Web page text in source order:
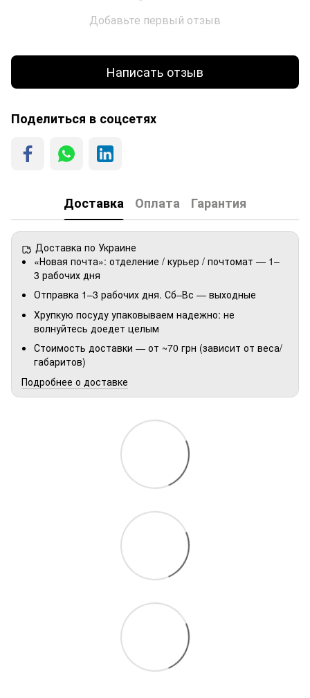
Добавьте первый отзыв
Написать отзыв
Поделиться в соцсетях
Доставка Оплата Гарантия
Доставка по Украине
«Новая почта»: отделение / курьер / почтомат — 1–
3 рабочих дня
Отправка 1–3 рабочих дня. Сб–Вс — выходные
Хрупкую посуду упаковываем надежно: не
волнуйтесь доедет целым
Стоимость доставки — от ~70 грн (зависит от веса/
габаритов)
Подробнее о доставке